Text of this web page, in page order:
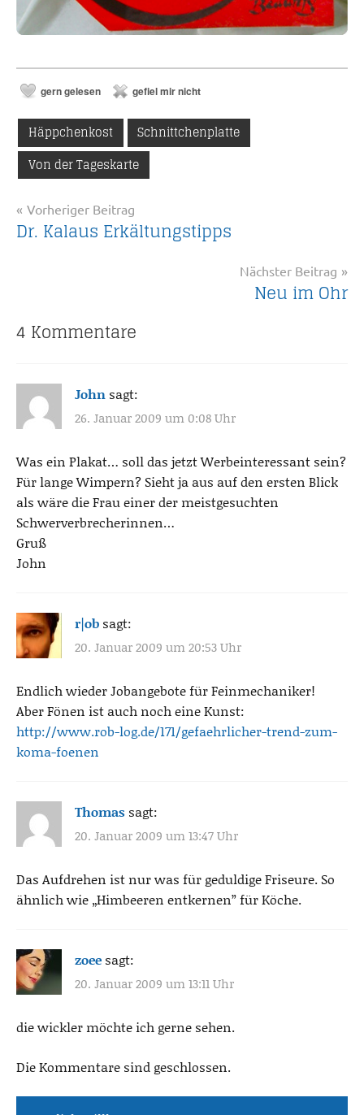
gern gelesen gefiel mir nicht
Häppchenkost
Schnittchenplatte
Von der Tageskarte
Beitragsnavigation
Vorheriger Beitrag
Dr. Kalaus Erkältungstipps
Nächster Beitrag
Neu im Ohr
4 Kommentare
John sagt:
26. Januar 2009 um 0:08 Uhr
Was ein Plakat… soll das jetzt Werbeinteressant sein?
Für lange Wimpern? Sieht ja aus auf den ersten Blick
als wäre die Frau einer der meistgesuchten
Schwerverbrecherinnen…
Gruß
John
r|ob sagt:
20. Januar 2009 um 20:53 Uhr
Endlich wieder Jobangebote für Feinmechaniker!
Aber Fönen ist auch noch eine Kunst:
http://www.rob-log.de/171/gefaehrlicher-trend-zum-
koma-foenen
Thomas sagt:
20. Januar 2009 um 13:47 Uhr
Das Aufdrehen ist nur was für geduldige Friseure. So
ähnlich wie „Himbeeren entkernen” für Köche.
zoee sagt:
20. Januar 2009 um 13:11 Uhr
die wickler möchte ich gerne sehen.
Die Kommentare sind geschlossen.